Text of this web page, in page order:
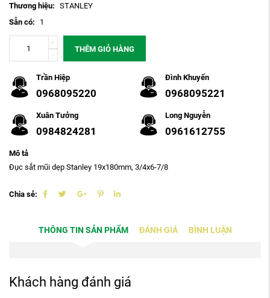
Thương hiệu: STANLEY
Sẵn có:
1
THÊM GIỎ HÀNG
Trần Hiệp
0968095220
Đình Khuyến
0968095221
Xuân Tưởng
0984824281
Long Nguyễn
0961612755
Mô tả
Đục sắt mũi dẹp Stanley 19x180mm, 3/4x6-7/8
Chia sẻ:
THÔNG TIN SẢN PHẨM ĐÁNH GIÁ BÌNH LUẬN
Khách hàng đánh giá